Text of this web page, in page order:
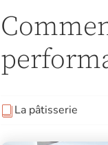
La pâtisserie